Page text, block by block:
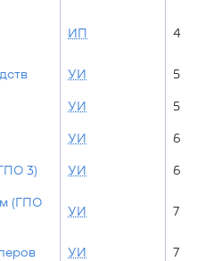
ИП 4
УИ 5
УИ 5
УИ 6
3) УИ 6
(ГПО
УИ 7
УИ 7